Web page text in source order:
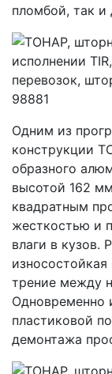
пломбой, так и
Одним из
конструкции
образного
высотой 162
квадратным
жесткостью и
влаги в кузов.
трение между
Одновременно
пластиковой
демонтажа